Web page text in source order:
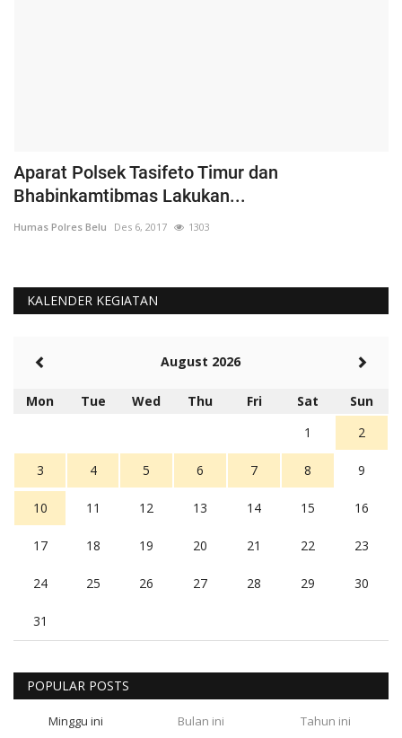
Aparat Polsek Tasifeto Timur dan
Bhabinkamtibmas Lakukan...
Humas Polres Belu Des 6, 2017 1303
KALENDER KEGIATAN
August 2026
Mon Tue Wed Thu Fri Sat
Sun
1
2
3 4 5 6 7 8 9
10 11 12 13 14 15 16
17 18 19 20 21 22 23
24 25 26 27 28 29 30
31
POPULAR POSTS
Minggu ini Bulan ini Tahun ini